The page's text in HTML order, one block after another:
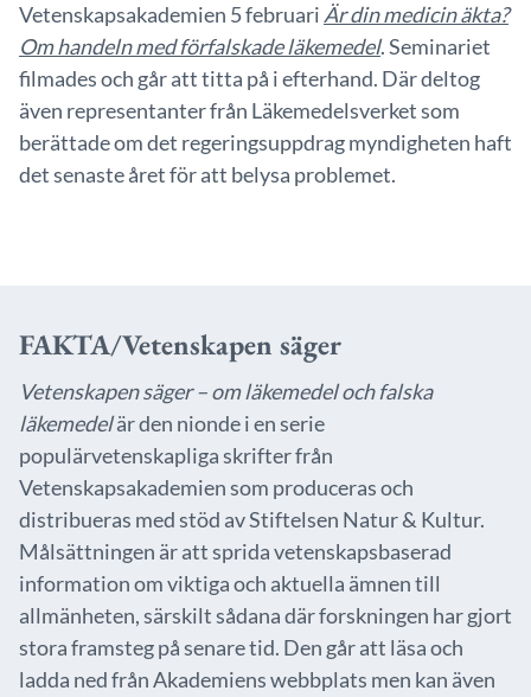
Vetenskapsakademien 5 februari Är din medicin äkta?
Om handeln med förfalskade läkemedel. Seminariet
filmades och går att titta på i efterhand. Där deltog
även representanter från Läkemedelsverket som
berättade om det regeringsuppdrag myndigheten haft
det senaste året för att belysa problemet.
FAKTA/Vetenskapen säger
Vetenskapen säger – om läkemedel och falska
läkemedelär den nionde i en serie
populärvetenskapliga skrifter från
Vetenskapsakademien som produceras och
distribueras med stöd av Stiftelsen Natur & Kultur.
Målsättningen är att sprida vetenskapsbaserad
information om viktiga och aktuella ämnen till
allmänheten, särskilt sådana där forskningen har gjort
stora framsteg på senare tid. Den går att läsa och
ladda ned från Akademiens webbplats men kan även